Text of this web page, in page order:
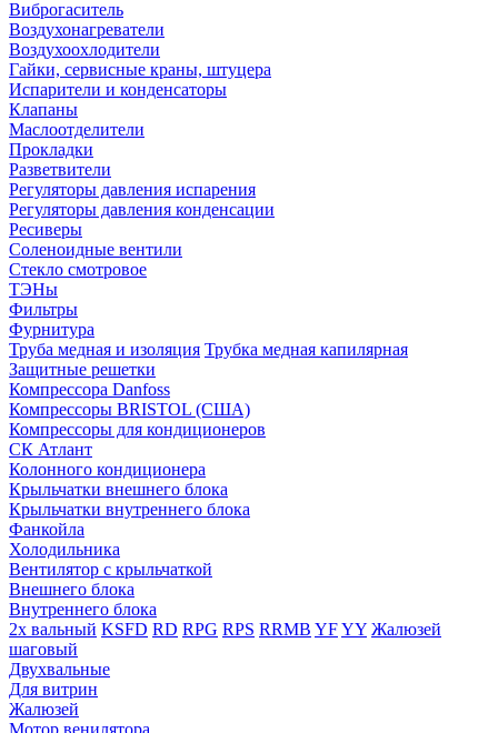
Виброгаситель
Воздухонагреватели
Воздухоохлодители
Гайки, сервисные краны, штуцера
Испарители и конденсаторы
Клапаны
Маслоотделители
Прокладки
Разветвители
Регуляторы давления испарения
Регуляторы давления конденсации
Ресиверы
Соленоидные вентили
Стекло смотровое
ТЭНы
Фильтры
Фурнитура
Труба медная и изоляция Трубка медная капилярная
Защитные решетки
Компрессора Danfoss
Компрессоры BRISTOL (США)
Компрессоры для кондиционеров
СК Атлант
Колонного кондиционера
Крыльчатки внешнего блока
Крыльчатки внутреннего блока
Фанкойла
Холодильника
Вентилятор с крыльчаткой
Внешнего блока
Внутреннего блока
2х вальный KSFD RD RPG RPS RRMB YFYY Жалюзей
шаговый
Двухвальные
Для витрин
Жалюзей
Мотор венилятора